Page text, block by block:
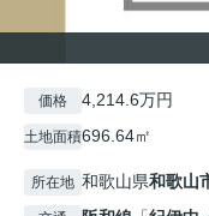
価格 4,214.6万円
土地面積696.64㎡
所在地 和歌山県和歌山